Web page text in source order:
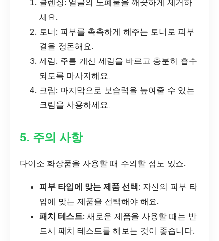
클렌징: 얼굴의 노폐물을 깨끗하게 제거하
세요.
토너: 피부를 촉촉하게 해주는 토너로 피부
결을 정돈해요.
세럼: 주름 개선 세럼을 바르고 충분히 흡수
되도록 마사지해요.
크림: 마지막으로 보습력을 높여줄 수 있는
크림을 사용하세요.
5. 주의 사항
다이소 화장품을 사용할 때 주의할 점도 있죠.
피부 타입에 맞는 제품 선택: 자신의 피부 타
입에 맞는 제품을 선택해야 해요.
패치 테스트: 새로운 제품을 사용할 때는 반
드시 패치 테스트를 해보는 것이 좋습니다.